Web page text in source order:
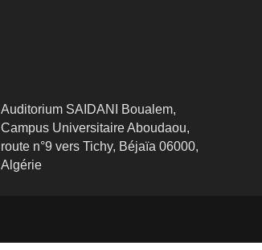
Auditorium SAIDANI Boualem,
Campus Universitaire Aboudaou,
route n°9 vers Tichy, Béjaïa 06000,
Algérie